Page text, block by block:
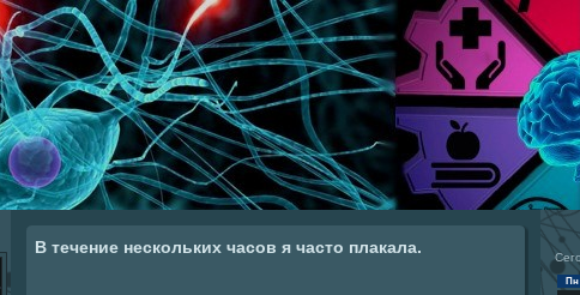
В течение нескольких часов я часто плакала.
Пн